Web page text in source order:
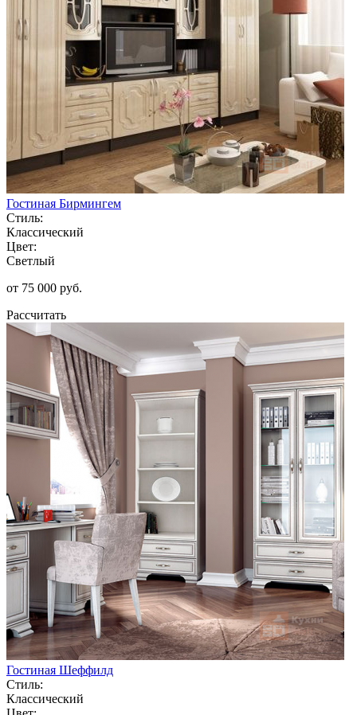
Гостиная Бирмингем
Стиль:
Классический
Цвет:
Светлый
от 75 000 руб.
Рассчитать
Гостиная Шеффилд
Стиль:
Классический